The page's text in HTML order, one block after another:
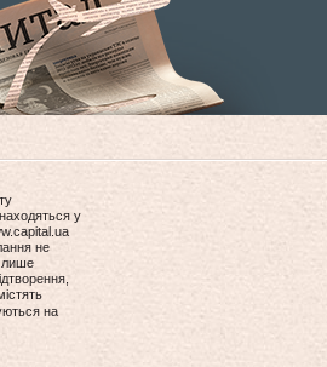
у
не
лише
на